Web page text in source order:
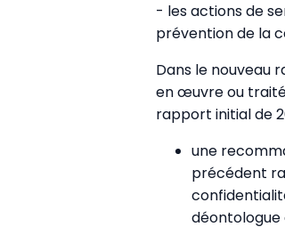
- les actions de
prévention de la
Dans le nouveau
en œuvre ou
rapport initial de
une
précédent